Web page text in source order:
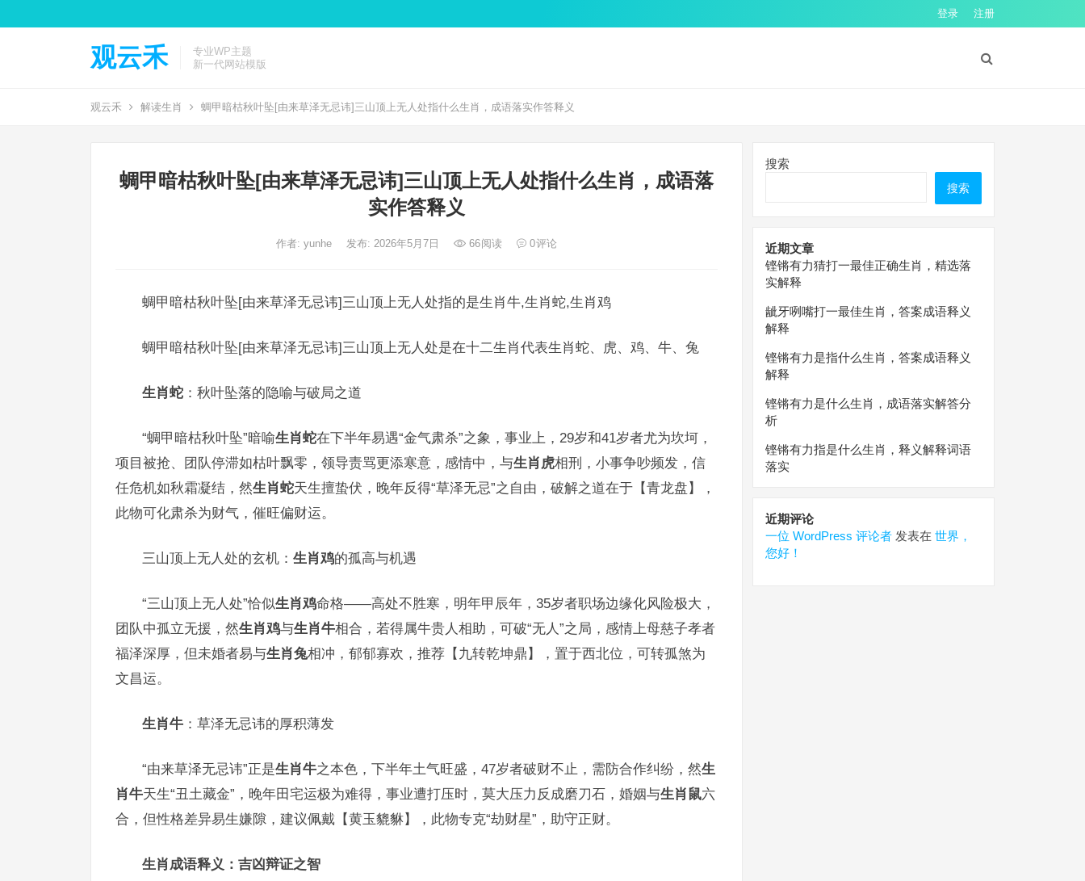
登录 注册
观云禾
专业WP主题
新一代网站模版
观云禾 解读生肖 蜩甲暗枯秋叶坠[由来草泽无忌讳]三山顶上无人处指什么生肖，成语落实作答释义
蜩甲暗枯秋叶坠[由来草泽无忌讳]三山顶上无人处指什么生肖，成语落
实作答释义
作者: yunhe 发布: 2026年5月7日 66阅读 0评论
蜩甲暗枯秋叶坠[由来草泽无忌讳]三山顶上无人处指的是生肖牛,生肖蛇,生肖鸡
蜩甲暗枯秋叶坠[由来草泽无忌讳]三山顶上无人处是在十二生肖代表生肖蛇、虎、鸡、牛、兔
生肖蛇 ：秋叶坠落的隐喻与破局之道
“蜩甲暗枯秋叶坠”暗喻生肖蛇在下半年易遇“金气肃杀”之象，事业上，29岁和41岁者尤为坎坷，
项目被抢、团队停滞如枯叶飘零，领导责骂更添寒意，感情中，与生肖虎相刑，小事争吵频发，信
任危机如秋霜凝结，然生肖蛇天生擅蛰伏，晚年反得“草泽无忌”之自由，破解之道在于【青龙盘】，
此物可化肃杀为财气，催旺偏财运。
三山顶上无人处的玄机： 生肖鸡的孤高与机遇
“三山顶上无人处”恰似生肖鸡命格——高处不胜寒，明年甲辰年，35岁者职场边缘化风险极大，
团队中孤立无援，然生肖鸡与生肖牛相合，若得属牛贵人相助，可破“无人”之局，感情上母慈子孝者
福泽深厚，但未婚者易与生肖兔相冲，郁郁寡欢，推荐【九转乾坤鼎】，置于西北位，可转孤煞为
文昌运。
生肖牛 ：草泽无忌讳的厚积薄发
“由来草泽无忌讳”正是生肖牛之本色，下半年土气旺盛，47岁者破财不止，需防合作纠纷，然生
肖牛天生“丑土藏金”，晚年田宅运极为难得，事业遭打压时，莫大压力反成磨刀石，婚姻与生肖鼠六
合，但性格差异易生嫌隙，建议佩戴【黄玉貔貅】，此物专克“劫财星”，助守正财。
生肖成语释义：吉凶辩证之智
搜索
搜索
近期文章
铿锵有力猜打一最佳正确生肖，精选落
实解释
龇牙咧嘴打一最佳生肖，答案成语释义
解释
铿锵有力是指什么生肖，答案成语释义
解释
铿锵有力是什么生肖，成语落实解答分
析
铿锵有力指是什么生肖，释义解释词语
落实
近期评论
一位 WordPress 评论者 发表在 世界，
您好！